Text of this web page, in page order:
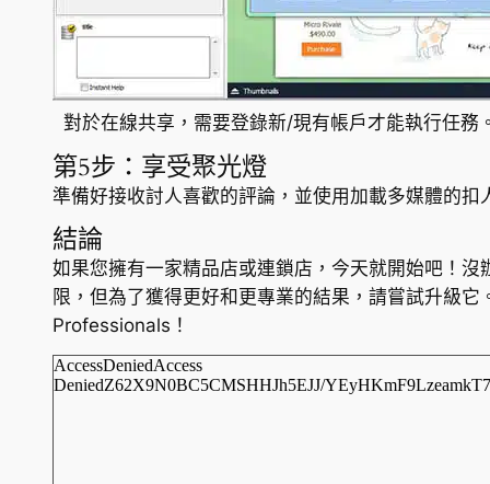
對於在線共享，需要登錄新/現有帳戶才能執行任
第5步：享受聚光燈
準備好接收討人喜歡的評論，並使用加載多媒體的
結論
如果您擁有一家精品店或連鎖店，今天就開始吧！
限，但為了獲得更好和更專業的結果，請嘗試升級
Professionals！